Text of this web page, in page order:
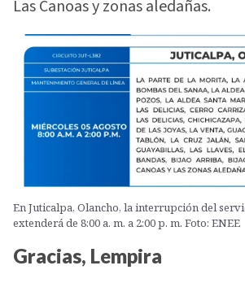
Las Canoas y zonas aledañas.
En Juticalpa, Olancho, la interrupción del
extenderá de 8:00 a. m. a 2:00 p. m. Foto: ENEE
Gracias, Lempira